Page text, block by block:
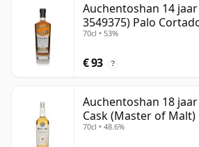
Auchentoshan 14
3549375) Palo
70cl • 53%
€ 93 ?
Auchentoshan 18
Cask (Master of Malt)
70cl • 48.6%